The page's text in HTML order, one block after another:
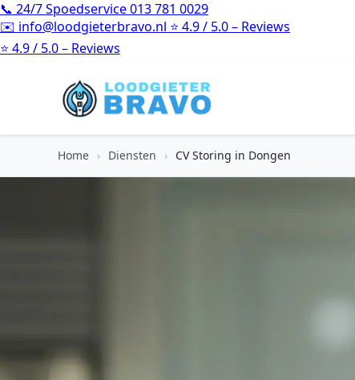
📞 24/7 Spoedservice013 781 0029
✉️ info@loodgieterbravo.nl ⭐ 4.9 / 5.0 – Reviews
⭐ 4.9 / 5.0 – Reviews
Home › Diensten › CV Storing in Dongen